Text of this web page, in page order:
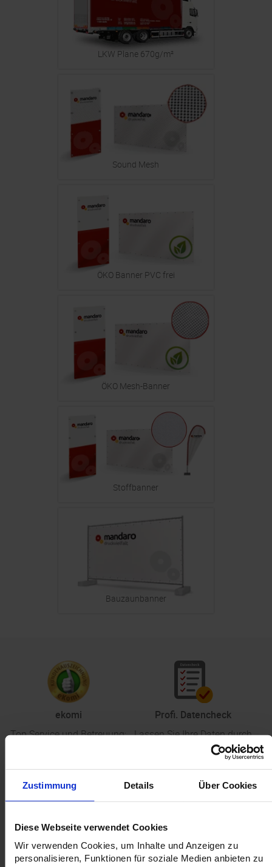
Zustimmung Details Über Cookies
Diese Webseite verwendet Cookies
Wir verwenden Cookies, um Inhalte und Anzeigen zu
personalisieren, Funktionen für soziale Medien anbieten zu
LKW Plane 670g/m²
Sound Mesh
ÖKO Banner PVC frei
ÖKO Mesh-Banner
Stoffbanner
Bauzaunbanner
ekomi
Top Service und Betreuung;
Profi. Datencheck
Lassen Sie Ihre Daten durch
unsere Profis checken
Klimaneutral
Auf Wunsch klimaneutral
Partnerschaftsprogramm
Werden Sie mandaro-Partner